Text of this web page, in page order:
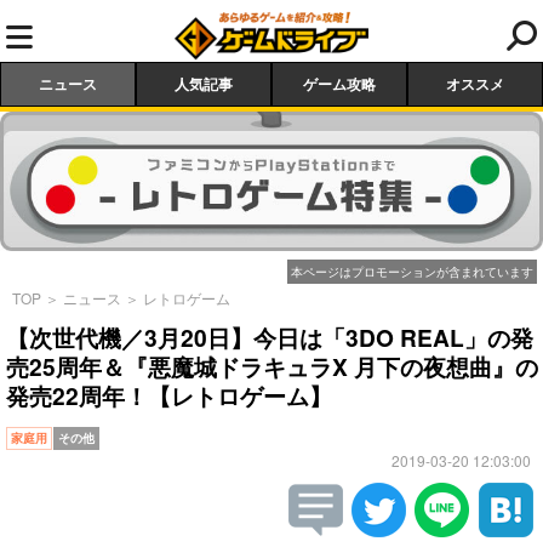
ニュース 人気記事 ゲーム攻略 オススメ
本ページはプロモーションが含まれています
TOP ＞ ニュース ＞ レトロゲーム
【次世代機／3月20日】今日は「3DO REAL」の発
売25周年＆『悪魔城ドラキュラX 月下の夜想曲』の
発売22周年！【レトロゲーム】
家庭用 その他
2019-03-20 12:03:00